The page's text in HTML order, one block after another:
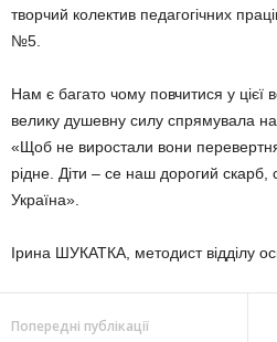
творчий колектив педагогічних
№5.
Нам є багато чому повчитися у цієї
велику душевну силу спрямувала на
«Щоб не виростали вони
рідне. Діти – се наш дорогий
Україна».
Ірина ШУКАТКА, методист відділу
Попередні публікації